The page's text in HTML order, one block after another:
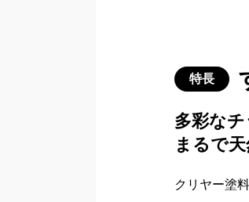
特長
多彩なチ
まるで
クリヤー塗